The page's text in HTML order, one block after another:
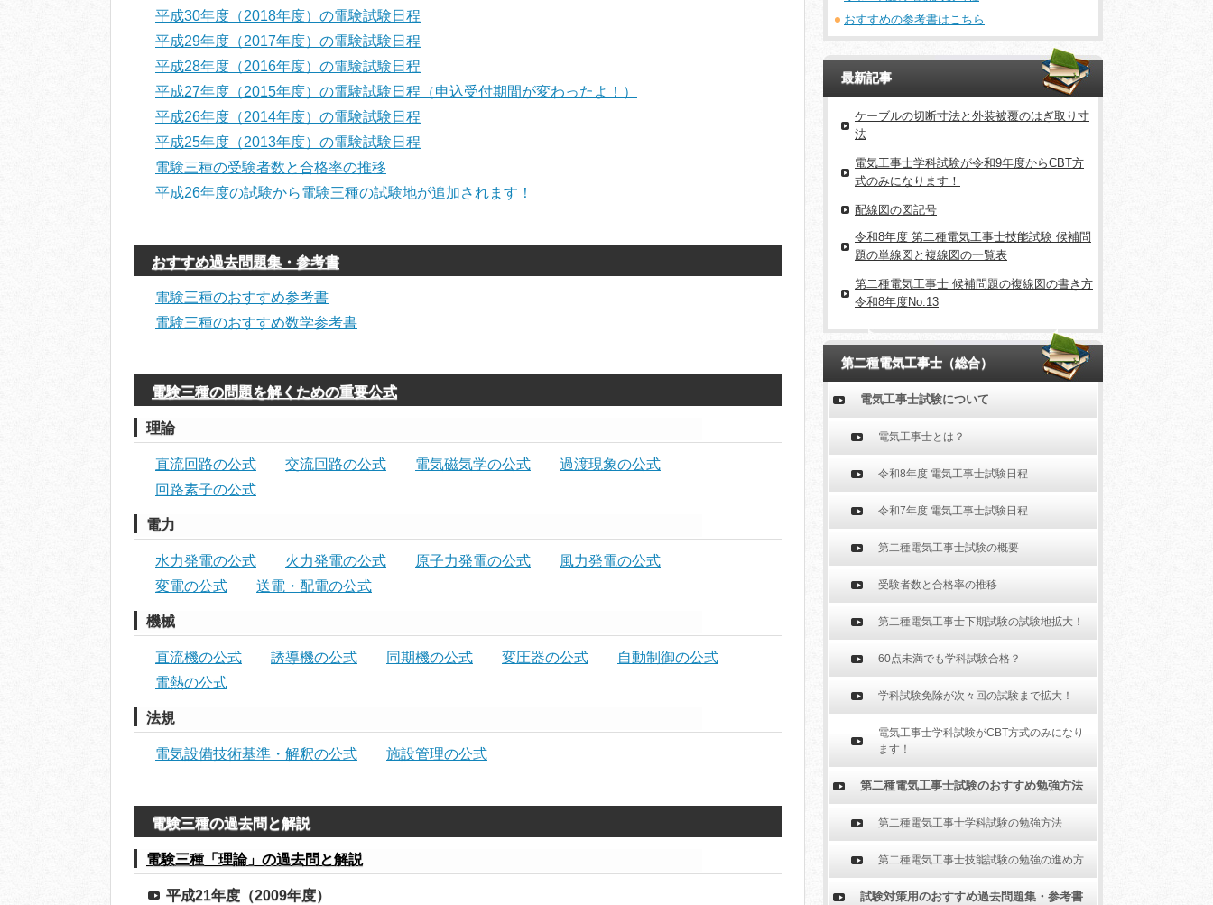
平成30年度（2018年度）の電験試験日程
平成29年度（2017年度）の電験試験日程
平成28年度（2016年度）の電験試験日程
平成27年度（2015年度）の電験試験日程（申込受付期間が変わったよ！）
平成26年度（2014年度）の電験試験日程
平成25年度（2013年度）の電験試験日程
電験三種の受験者数と合格率の推移
平成26年度の試験から電験三種の試験地が追加されます！
おすすめ過去問題集・参考書
電験三種のおすすめ参考書
電験三種のおすすめ数学参考書
電験三種の問題を解くための重要公式
理論
直流回路の公式 交流回路の公式 電気磁気学の公式
過渡現象の公式
回路素子の公式
電力
水力発電の公式 火力発電の公式 原子力発電の公式
風力発電の公式
変電の公式
送電・配電の公式
機械
直流機の公式 誘導機の公式 同期機の公式 変圧器の公式
自動制御の公式
電熱の公式
法規
電気設備技術基準・解釈の公式 施設管理の公式
電験三種の過去問と解説
電験三種「理論」の過去問と解説
平成21年度（2009年度）
おすすめの参考書はこちら
最新記事
ケーブルの切断寸法と外装被覆のはぎ取り寸
法
電気工事士学科試験が令和9年度からCBT方
式のみになります！
配線図の図記号
令和8年度 第二種電気工事士技能試験 候補問
題の単線図と複線図の一覧表
第二種電気工事士 候補問題の複線図の書き方
令和8年度No.13
第二種電気工事士（総合）
電気工事士試験について
電気工事士とは？
令和8年度 電気工事士試験日程
令和7年度 電気工事士試験日程
第二種電気工事士試験の概要
受験者数と合格率の推移
第二種電気工事士下期試験の試験地拡大！
60点未満でも学科試験合格？
学科試験免除が次々回の試験まで拡大！
電気工事士学科試験がCBT方式のみになり
ます！
第二種電気工事士試験のおすすめ勉強方法
第二種電気工事士学科試験の勉強方法
第二種電気工事士技能試験の勉強の進め方
試験対策用のおすすめ過去問題集・参考書